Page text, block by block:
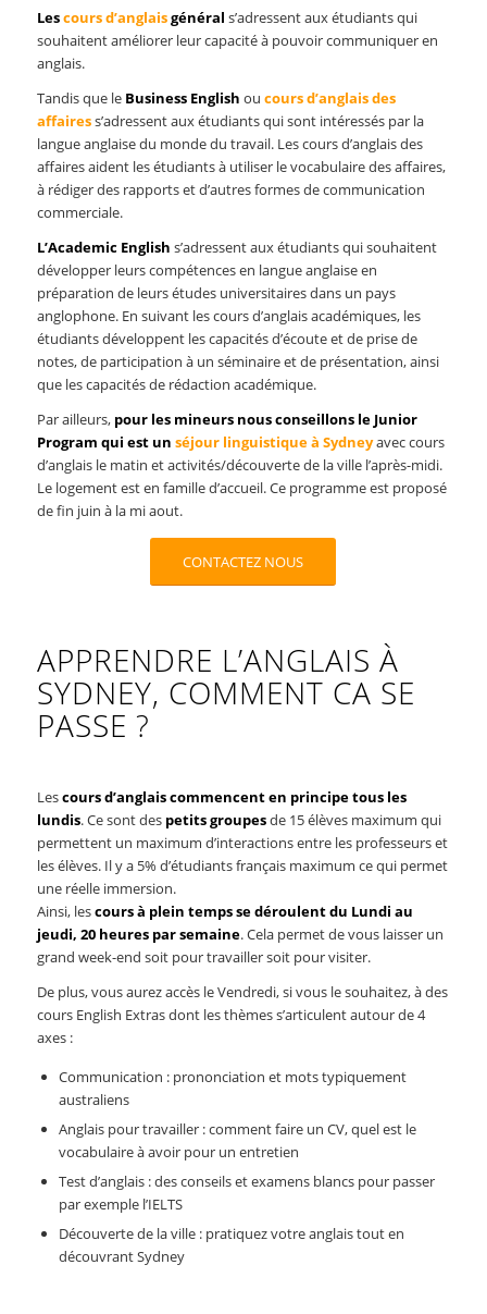
Lescours d’anglaisgénéral s’adressent aux étudiants qui
souhaitent améliorer leur capacité à pouvoir communiquer en
anglais.
Tandis que le Business English ou cours d’anglais des
affairess’adressent aux étudiants qui sont intéressés par la
langue anglaise du monde du travail. Les cours d’anglais des
affaires aident les étudiants à utiliser le vocabulaire des affaires,
à rédiger des rapports et d’autres formes de communication
commerciale.
L’Academic English s’adressent aux étudiants qui souhaitent
développer leurs compétences en langue anglaise en
préparation de leurs études universitaires dans un pays
anglophone. En suivant les cours d’anglais académiques, les
étudiants développent les capacités d’écoute et de prise de
notes, de participation à un séminaire et de présentation, ainsi
que les capacités de rédaction académique.
Par ailleurs,pour les mineurs nous conseillons le Junior
Program qui est un séjour linguistique à Sydneyavec cours
d’anglais le matin et activités/découverte de la ville l’après-midi.
Le logement est en famille d’accueil. Ce programme est proposé
de fin juin à la mi aout.
CONTACTEZ NOUS
APPRENDRE L’ANGLAIS À
SYDNEY, COMMENT CA SE
PASSE ?
Lescours d’anglais commencent en principe tous les
lundis. Ce sont des petits groupesde 15 élèves maximum qui
permettent un maximum d’interactions entre les professeurs et
les élèves. Il y a 5% d’étudiants français maximum ce qui permet
une réelle immersion.
Ainsi, lescours à plein temps se déroulent du Lundi au
jeudi, 20 heures par semaine. Cela permet de vous laisser un
grand week-end soit pour travailler soit pour visiter.
De plus, vous aurez accès le Vendredi, si vous le souhaitez, à des
cours English Extras dont les thèmes s’articulent autour de 4
axes :
Communication : prononciation et mots typiquement
australiens
Anglais pour travailler : comment faire un CV, quel est le
vocabulaire à avoir pour un entretien
Test d’anglais : des conseils et examens blancs pour passer
par exemple l’IELTS
Découverte de la ville : pratiquez votre anglais tout en
découvrant Sydney